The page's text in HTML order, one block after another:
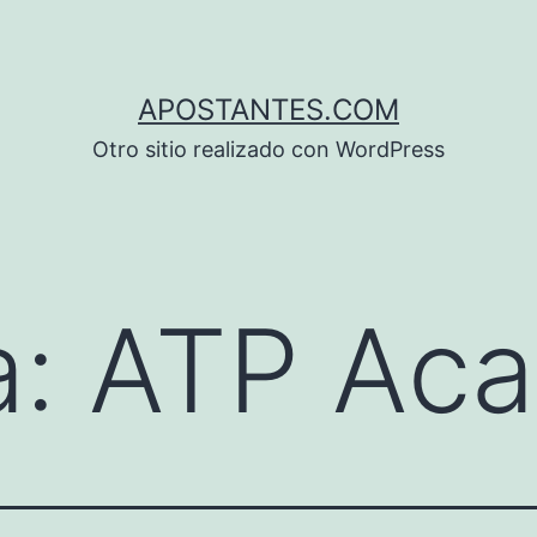
APOSTANTES.COM
Otro sitio realizado con WordPress
ATP